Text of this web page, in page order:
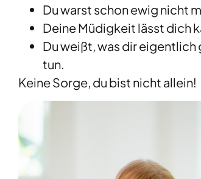
Du warst schon ewig nicht
Deine Müdigkeit lässt dich
Du weißt, was dir eigentlich
tun.
Keine Sorge, du bist nicht allein!